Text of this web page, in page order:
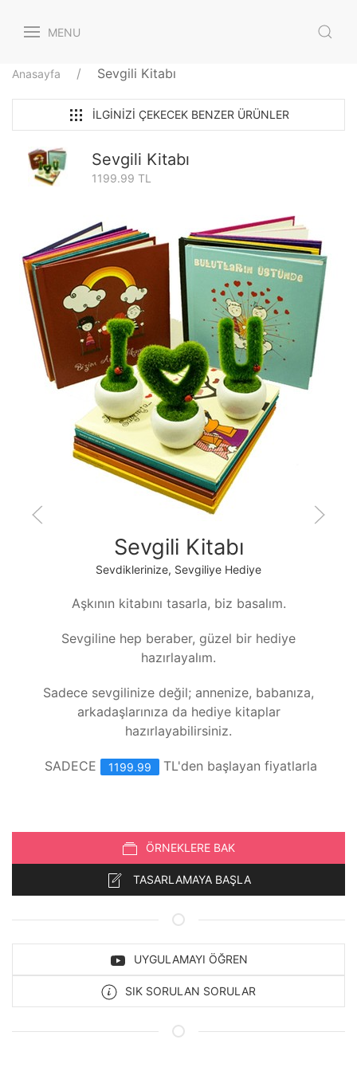
MENU
Anasayfa Sevgili Kitabı
İLGINIZI ÇEKECEK BENZER ÜRÜNLER
Sevgili Kitabı
1199.99 TL
Sevgili Kitabı
Sevdiklerinize, Sevgiliye Hediye
Aşkının kitabını tasarla, biz basalım.
Sevgiline hep beraber, güzel bir hediye
hazırlayalım.
Sadece sevgilinize değil; annenize, babanıza,
arkadaşlarınıza da hediye kitaplar
hazırlayabilirsiniz.
SADECE 1199.99 TL'den başlayan fiyatlarla
ÖRNEKLERE BAK
TASARLAMAYA BAŞLA
UYGULAMAYI ÖĞREN
SIK SORULAN SORULAR